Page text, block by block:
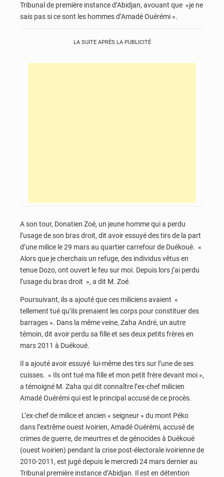
Tribunal de première instance d’Abidjan, avouant que «je ne
sais pas si ce sont les hommes d’Amadé Ouérémi ».
LA SUITE APRÈS LA PUBLICITÉ
A son tour, Donatien Zoé, un jeune homme qui a perdu
l’usage de son bras droit, dit avoir essuyé des tirs de la part
d’une milice le 29 mars au quartier carrefour de Duékoué. «
Alors que je cherchais un refuge, des individus vêtus en
tenue Dozo, ont ouvert le feu sur moi. Depuis lors j’ai perdu
l’usage du bras droit », a dit M. Zoé.
Poursuivant, ils a ajouté que ces miliciens avaient «
tellement tué qu’ils prenaient les corps pour constituer des
barrages ». Dans la même veine, Zaha André, un autre
témoin, dit avoir perdu sa fille et ses deux petits frères en
mars 2011 à Duékoué.
Il a ajouté avoir essuyé lui-même des tirs sur l’une de ses
cuisses. « Ils ont tué ma fille et mon petit frère devant moi »,
a témoigné M. Zaha qui dit connaître l’ex-chef milicien
Amadé Ouérémi qui est le principal accusé de ce procès.
L’ex-chef de milice et ancien « seigneur » du mont Péko
dans l’extrême ouest ivoirien, Amadé Ouérémi, accusé de
crimes de guerre, de meurtres et de génocides à Duékoué
(ouest ivoirien) pendant la crise post-électorale ivoirienne de
2010-2011, est jugé depuis le mercredi 24 mars dernier au
Tribunal première instance d’Abidjan. Il est en détention